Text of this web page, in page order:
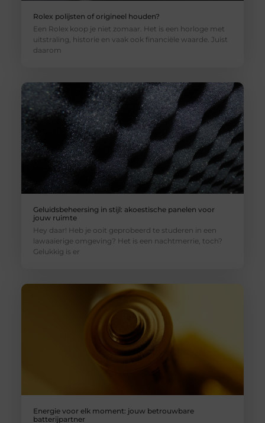
Rolex polijsten of origineel houden?
Een Rolex koop je niet zomaar. Het is een horloge met
uitstraling, historie en vaak ook financiële waarde. Juist
daarom
Geluidsbeheersing in stijl: akoestische panelen voor
jouw ruimte
Hey daar! Heb je ooit geprobeerd te studeren in een
lawaaierige omgeving? Het is een nachtmerrie, toch?
Gelukkig is er
Energie voor elk moment: jouw betrouwbare
batterijpartner